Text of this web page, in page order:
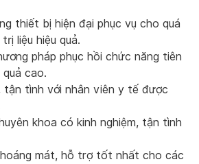
thiết bị hiện đại phục vụ cho quá
liệu hiệu quả.
pháp phục hồi chức năng tiên
quả cao.
tận tình với nhân viên y tế được
khoa có kinh nghiệm, tận tình
mát, hỗ trợ tốt nhất cho các